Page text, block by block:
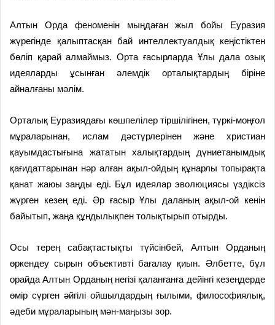
Алтын Орда феноменін мыңдаған жыл бойы Еуразия
жүрегінде қалыптасқан бай интеллектуалдық кеңістіктен
бөліп қарай алмаймыз. Орта ғасырларда Ұлы дала озық
идеяларды ұсынған әлемдік орталықтардың біріне
айналғаны мәлім.
Орталық Еуразиядағы көшпелілер тіршілігінен, түркі-моңғол
мұраларынан, ислам дәстүрлерінен және христиан
қауымдастығына жататын халықтардың дүниетанымдық
қағидаттарынан нәр алған ақыл-ойдың құнарлы топырақта
қанат жаюы заңды еді. Бұл идеялар эволюциясы үздіксіз
жүрген кезең еді. Әр ғасыр Ұлы даланың ақыл-ой кенін
байытып, жаңа құндылықпен толықтырып отырды.
Осы терең сабақтастықты түйсінбей, Алтын Орданың
өркендеу сырын объективті бағалау қиын. Әлбетте, бұл
орайда Алтын Орданың негізі қаланғанға дейінгі кезеңдерде
өмір сүрген әйгілі ойшылдардың ғылыми, философиялық,
әдеби мұраларының мән-маңызы зор.